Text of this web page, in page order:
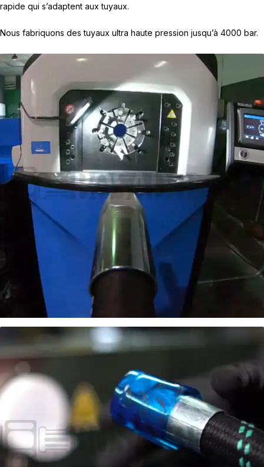
rapide qui s’adaptent aux tuyaux.
Nous fabriquons des tuyaux ultra haute pression jusqu’à 4000 bar.